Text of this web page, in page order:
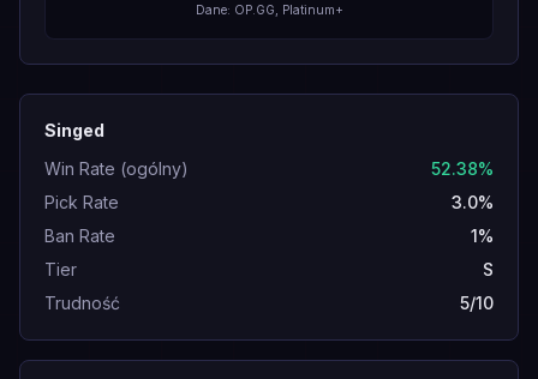
Dane: OP.GG, Platinum+
Singed
Win Rate (ogólny)
52.38%
Pick Rate
3.0%
Ban Rate
1%
Tier
S
Trudność
5/10